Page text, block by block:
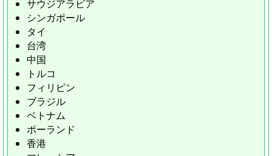
サウジアラビア
シンガポール
タイ
台湾
中国
トルコ
フィリピン
ブラジル
ベトナム
ポーランド
香港